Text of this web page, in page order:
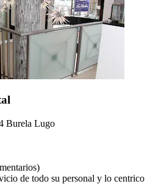
Burela Lugo
de todo su personal y lo centrico